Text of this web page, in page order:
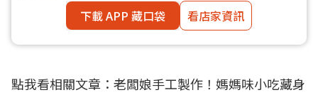
下載 APP 藏口袋
看店家資訊
點我看相關文章： 老闆娘手工製作！媽媽味小吃藏身